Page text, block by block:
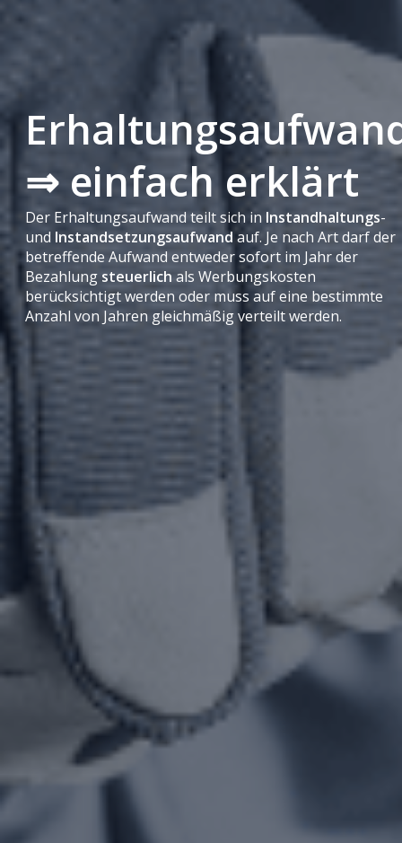
⇒ einfach erklärt
Der Erhaltungsaufwand teilt sich in Instandhaltungs-
und Instandsetzungsaufwandauf. Je nach Art darf der
betreffende Aufwand entweder sofort im Jahr der
Bezahlung steuerlich als Werbungskosten
berücksichtigt werden oder muss auf eine bestimmte
Anzahl von Jahren gleichmäßig verteilt werden.